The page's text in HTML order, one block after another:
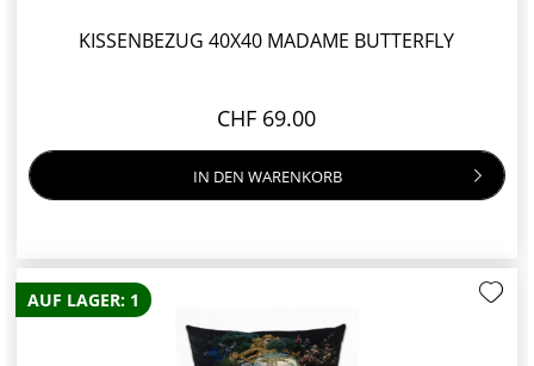
KISSENBEZUG 40X40 MADAME BUTTERFLY
CHF 69.00
IN DEN WARENKORB
AUF LAGER: 1